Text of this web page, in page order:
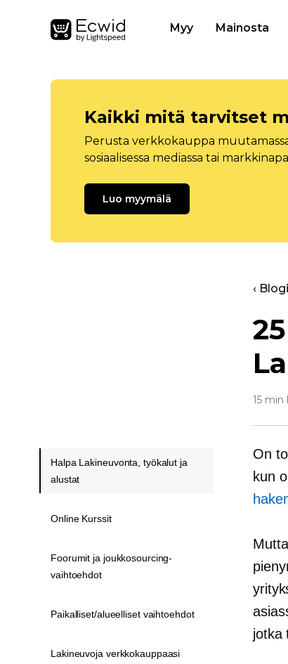
Myy Mainosta
Kaikki mitä tarvitset
Perusta verkkokauppa
sosiaalisessa mediassa tai
Luo myymälä
‹
15
On
kun
jotka
Halpa Lakineuvonta, työkalut ja
alustat
Online Kurssit
Foorumit ja joukkosourcing-
vaihtoehdot
Paikalliset/alueelliset vaihtoehdot
Lakineuvoja verkkokauppaasi